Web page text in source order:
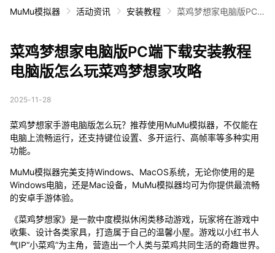
MuMu模拟器 活动资讯 安装教程
菜鸡梦想家电脑版PC
菜鸡梦想家电脑版PC端下载安装教程
电脑版怎么玩菜鸡梦想家攻略
2025-11-28
菜鸡梦想家手游电脑版怎么玩？推荐使用MuMu模拟器，不仅能在
电脑上流畅运行，还支持键位设置、多开运行、高帧率等多种实用
功能。
MuMu模拟器完美支持Windows、MacOS系统，无论你使用的是
Windows电脑，还是Mac设备，MuMu模拟器均可为你提供最流畅
的安卓手游体验。
《菜鸡梦想家》是一款中度模拟休闲类移动游戏，玩家将在游戏中
收集、设计各类家具，打造属于自己的温馨小屋。游戏以小红书人
气IP“小菜鸡”为主角，营造出一个人类与菜鸡共同生活的奇趣世界。